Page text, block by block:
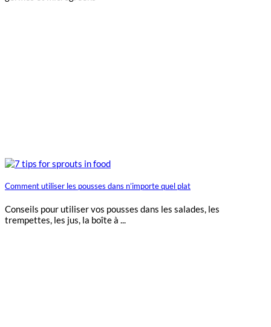
Comment utiliser les pousses dans n’importe quel plat
Conseils pour utiliser vos pousses dans les salades, les
trempettes, les jus, la boîte à ...